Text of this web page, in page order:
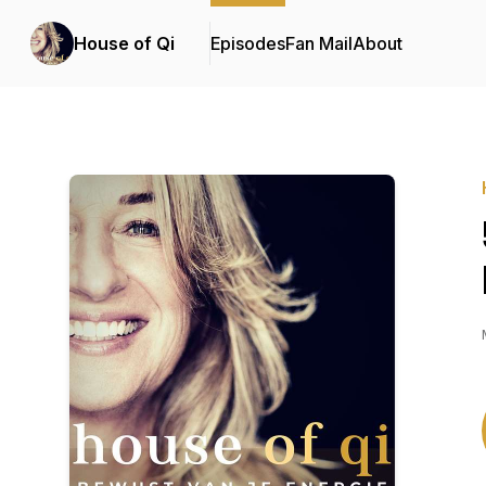
House of Qi EpisodesFan MailAbout